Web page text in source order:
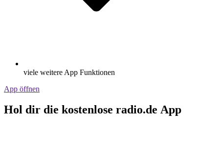
viele weitere App Funktionen
App öffnen
Hol dir die kostenlose radio.de App